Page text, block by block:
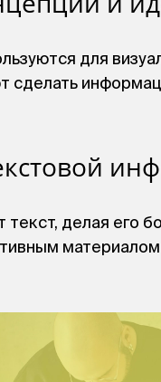
для
сделать
делая его
материалом